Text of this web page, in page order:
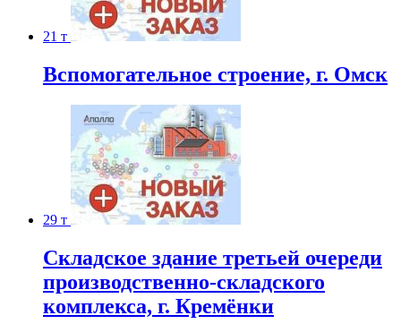
21 т
Вспомогательное строение, г. Омск
29 т
Складское здание третьей очереди
производственно-складского
комплекса, г. Кремёнки